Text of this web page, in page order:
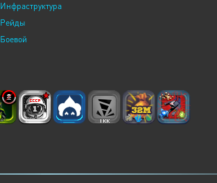
Инфраструктура
Рейды
Боевой